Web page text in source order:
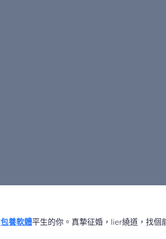
包養軟體平生的你。真摯征婚，lier繞道，找個